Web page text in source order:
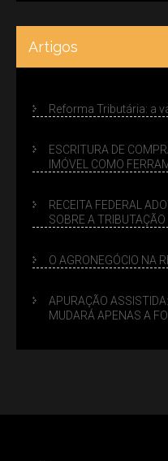
Artigos
Reforma Tributária: a
ESCRITURA DE
IMÓVEL COMO
RECEITA FEDERAL
SOBRE A
O AGRONEGÓCIO NA
APURAÇÃO
MUDARÁ APENAS A